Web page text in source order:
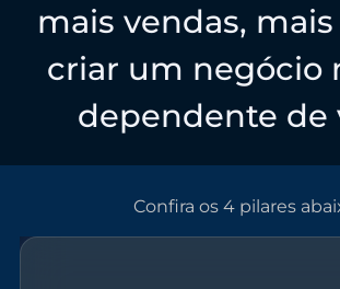
mais vendas,
criar um negócio
dependente de
Confira os 4 pilares